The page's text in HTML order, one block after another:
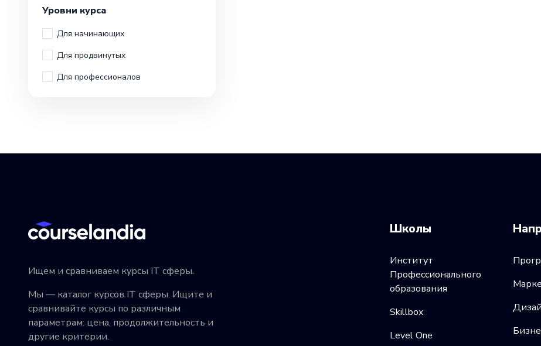
Уровни курса
Для начинающих
Для продвинутых
Для профессионалов
Ищем и сравниваем курсы IT сферы.
Мы — каталог курсов IT сферы. Ищите и
сравнивайте курсы по различным
параметрам: цена, продолжительность и
другие критерии.
Школы
Институт
Профессионального
образования
Skillbox
Level One